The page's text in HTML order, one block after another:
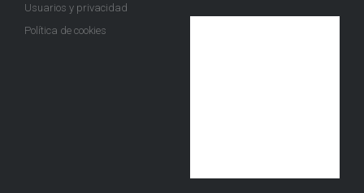
Usuarios y privacidad
Política de cookies